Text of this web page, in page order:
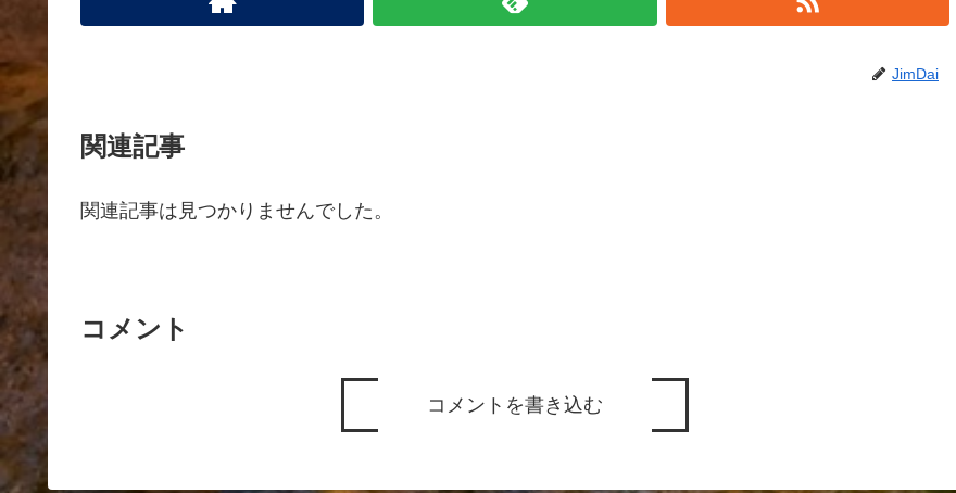
JimDai
関連記事
関連記事は見つかりませんでした。
コメント
コメントを書き込む